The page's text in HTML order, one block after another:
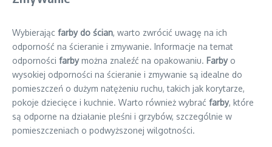
Wybierając farby do ścian, warto zwrócić uwagę na ich
odporność na ścieranie i zmywanie. Informacje na temat
odporności farbymożna znaleźć na opakowaniu. Farbyo
wysokiej odporności na ścieranie i zmywanie są idealne do
pomieszczeń o dużym natężeniu ruchu, takich jak korytarze,
pokoje dziecięce i kuchnie. Warto również wybrać farby, które
są odporne na działanie pleśni i grzybów, szczególnie w
pomieszczeniach o podwyższonej wilgotności.